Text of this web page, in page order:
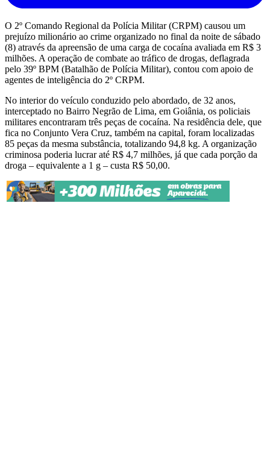
O 2º Comando Regional da Polícia Militar (CRPM) causou um
prejuízo milionário ao crime organizado no final da noite de sábado
(8) através da apreensão de uma carga de cocaína avaliada em R$ 3
milhões. A operação de combate ao tráfico de drogas, deflagrada
pelo 39º BPM (Batalhão de Polícia Militar), contou com apoio de
agentes de inteligência do 2º CRPM.
No interior do veículo conduzido pelo abordado, de 32 anos,
interceptado no Bairro Negrão de Lima, em Goiânia, os policiais
militares encontraram três peças de cocaína. Na residência dele, que
fica no Conjunto Vera Cruz, também na capital, foram localizadas
85 peças da mesma substância, totalizando 94,8 kg. A organização
criminosa poderia lucrar até R$ 4,7 milhões, já que cada porção da
droga – equivalente a 1 g – custa R$ 50,00.